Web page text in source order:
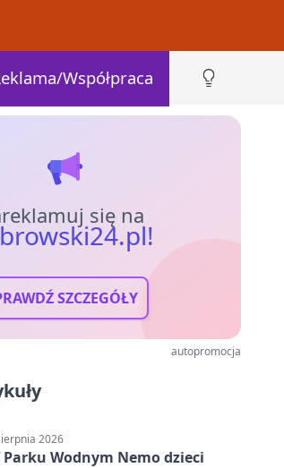
Współpraca
się na
SZCZEGÓŁY
autopromocja
2026
Parku Wodnym Nemo dzieci